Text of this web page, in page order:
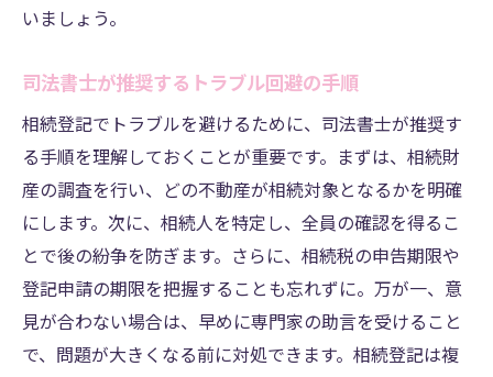
いましょう。
司法書士が推奨するトラブル回避の手順
相続登記でトラブルを避けるために、司法書士が推奨す
る手順を理解しておくことが重要です。まずは、相続財
産の調査を行い、どの不動産が相続対象となるかを明確
にします。次に、相続人を特定し、全員の確認を得るこ
とで後の紛争を防ぎます。さらに、相続税の申告期限や
登記申請の期限を把握することも忘れずに。万が一、意
見が合わない場合は、早めに専門家の助言を受けること
で、問題が大きくなる前に対処できます。相続登記は複